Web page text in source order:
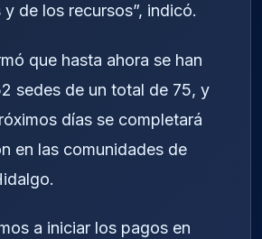
y de los recursos”, indicó.
que hasta ahora se han
sedes de un total de 75, y
días se completará
en las comunidades de
a iniciar los pagos en